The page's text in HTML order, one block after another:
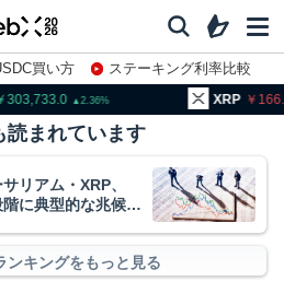
買い方
ステーキング利率比較
XRP 166.80
読まれています
リアム・XRP、
階に典型的な兆候」
ンキングをもっと見る